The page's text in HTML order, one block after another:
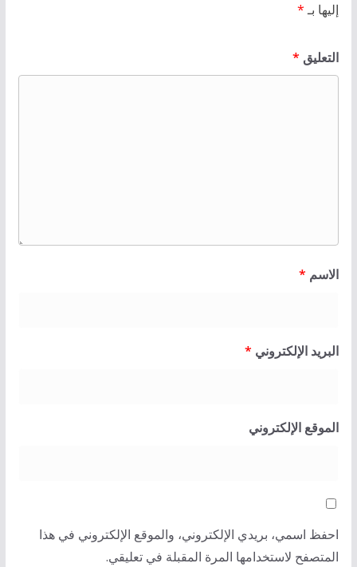
إليها بـ*
التعليق *
الاسم *
البريد الإلكتروني *
الموقع الإلكتروني
احفظ اسمي، بريدي الإلكتروني، والموقع الإلكتروني في هذا
المتصفح لاستخدامها المرة المقبلة في تعليقي.